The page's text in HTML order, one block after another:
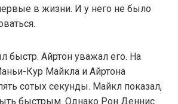
в жизни. И у него не было
быстр. Айртон уважал его. На
Кур Майкла и Айртона
сотых секунды. Майкл показал,
быстрым. Однако Рон Деннис